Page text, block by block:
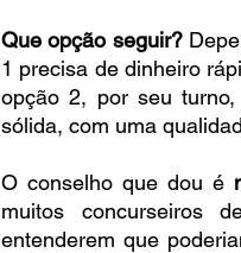
Que opção seguir?
1 precisa de dinheiro
opção 2, por seu
sólida, com uma
O conselho que dou é
muitos concurseiros
entenderem que